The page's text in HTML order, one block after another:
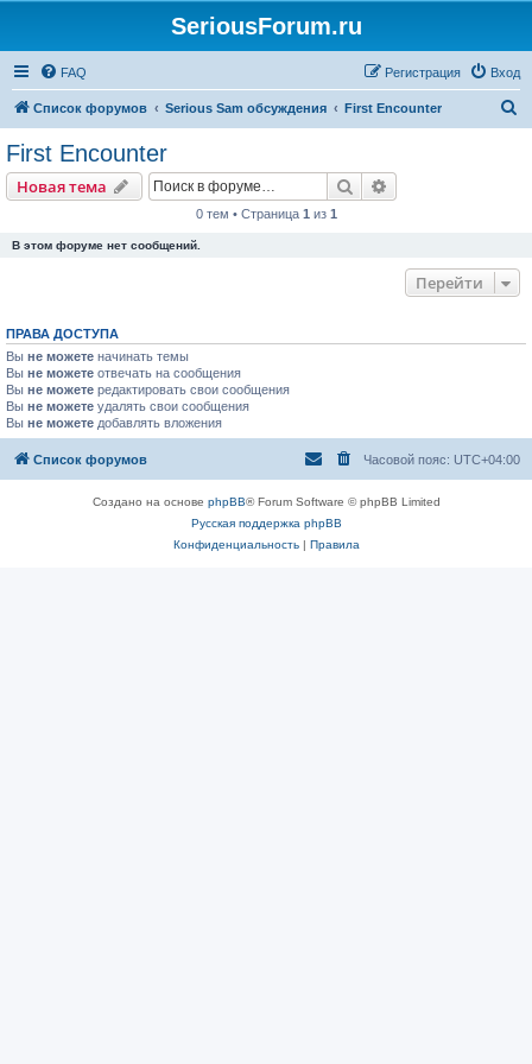
SeriousForum.ru
FAQ Вход
Регистрация
Список форумов Serious Sam обсуждения First Encounter
First Encounter
Новая тема Поиск
0 тем • Страница 1 из 1
В этом форуме нет сообщений.
Перейти
ПРАВА ДОСТУПА
Вы не можете начинать темы
Вы не можете отвечать на сообщения
Вы не можете редактировать свои сообщения
Вы не можете удалять свои сообщения
Вы не можете добавлять вложения
Список форумов Часовой пояс: UTC+04:00
Создано на основе phpBB® Forum Software © phpBB Limited
Русская поддержка phpBB
Конфиденциальность| Правила